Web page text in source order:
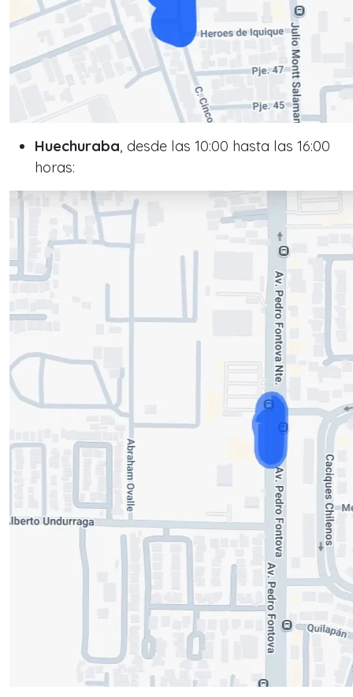
Huechuraba, desde las 10:00 hasta las 16:00
horas: